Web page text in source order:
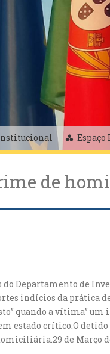
Espaço
de
Departamento de
indícios da prática
quando a vítima”
estado crítico.O
de Março